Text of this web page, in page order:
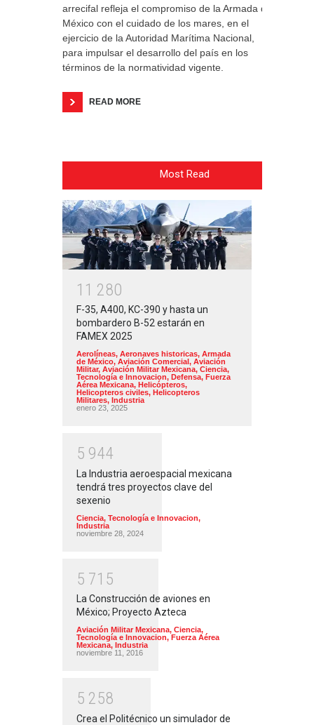
arrecifal refleja el compromiso de la Armada de
México con el cuidado de los mares, en el
ejercicio de la Autoridad Marítima Nacional,
para impulsar el desarrollo del país en los
términos de la normatividad vigente.
READ MORE
Most Read
1 1 280
F-35, A400, KC-390 y hasta un
bombardero B-52 estarán en
FAMEX 2025
Aerolíneas, Aeronaves historicas, Armada
de México, Aviación Comercial, Aviación
Militar, Aviación Militar Mexicana, Ciencia,
Tecnología e Innovacion, Defensa, Fuerza
Aérea Mexicana, Helicópteros,
Helicopteros civiles, Helicopteros
Militares, Industria
enero 23, 2025
5 944
La Industria aeroespacial mexicana
tendrá tres proyectos clave del
sexenio
Ciencia, Tecnología e Innovacion,
Industria
noviembre 28, 2024
5 71 5
La Construcción de aviones en
México; Proyecto Azteca
Aviación Militar Mexicana, Ciencia,
Tecnología e Innovacion, Fuerza Aérea
Mexicana, Industria
noviembre 11, 2016
5 258
Crea el Politécnico un simulador de